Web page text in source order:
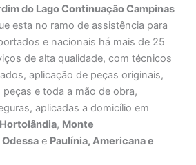
do Lago Continuação Campinas
esta no ramo de assistência para
e nacionais há mais de 25
de alta qualidade, com técnicos
aplicação de peças originais,
e toda a mão de obra,
aplicadas a domicílio em
Hortolândia, Monte
Odessa e Paulínia, Americana e